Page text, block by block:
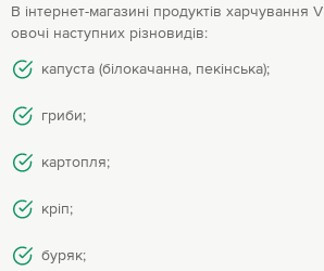
В інтернет-магазині продуктів харчування
овочі наступних різновидів:
капуста (білокачанна, пекінська);
гриби;
картопля;
кріп;
буряк;